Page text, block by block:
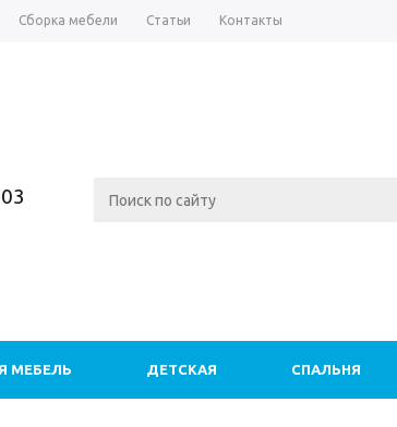
Сборка мебели Статьи Контакты
МЕБЕЛЬ ДЕТСКАЯ СПАЛЬНЯ